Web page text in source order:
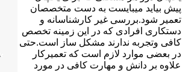
پیش بیاید میبایست به دست متخصصان
تعمیر شود.بررسی غیر کارشناسانه و
دستکاری افرادی که در این زمینه تخصص
کافی وتجربه ندارند مشکل ساز است.حتی
در بعضی موارد لازم است که تعمیرکار
علاوه بر دانش و مهارت کافی در مورد